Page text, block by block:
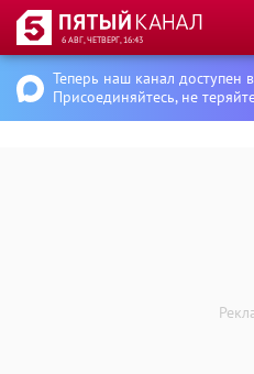
6 АВГ, ЧЕТВЕРГ, 16:43
Теперь наш канал доступен
Присоединяйтесь, не